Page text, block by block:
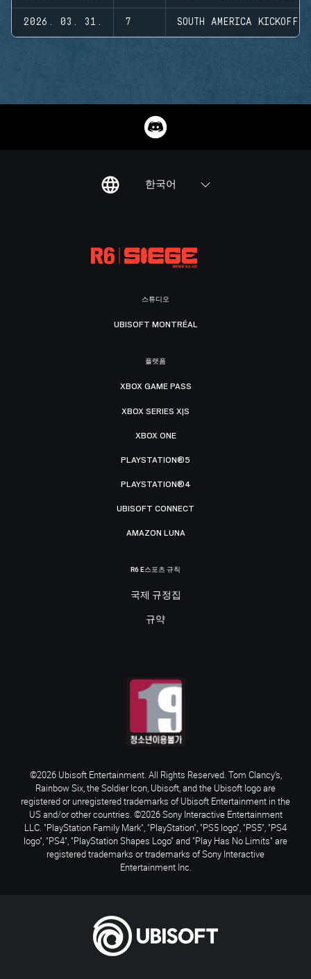
2026. 03. 31. 7 SOUTH AMERICA KICKOFF
한국어
스튜디오
UBISOFT MONTRÉAL
플랫폼
XBOX GAME PASS
XBOX SERIES X|S
XBOX ONE
PLAYSTATION®5
PLAYSTATION®4
UBISOFT CONNECT
AMAZON LUNA
R6 E스포츠 규칙
국제 규정집
규약
©2026 Ubisoft Entertainment. All Rights Reserved. Tom Clancy’s,
Rainbow Six, the Soldier Icon, Ubisoft, and the Ubisoft logo are
registered or unregistered trademarks of Ubisoft Entertainment in the
US and/or other countries. ©2026 Sony Interactive Entertainment
LLC. "PlayStation Family Mark", "PlayStation", "PS5 logo", "PS5", "PS4
logo", "PS4", "PlayStation Shapes Logo" and "Play Has No Limits" are
registered trademarks or trademarks of Sony Interactive
Entertainment Inc.